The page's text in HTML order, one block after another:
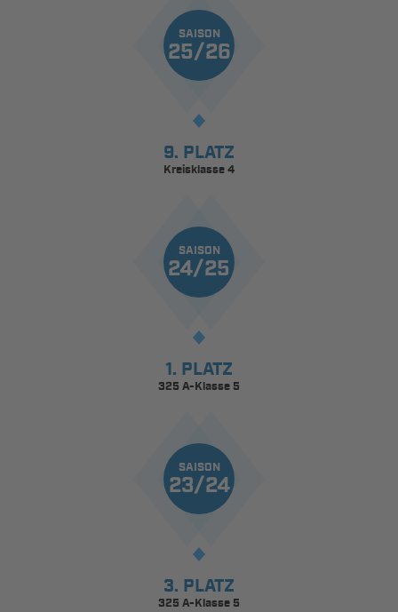
SAISON
25/26
9. PLATZ
Kreisklasse 4
SAISON
24/25
1. PLATZ
325 A-Klasse 5
SAISON
23/24
3. PLATZ
325 A-Klasse 5